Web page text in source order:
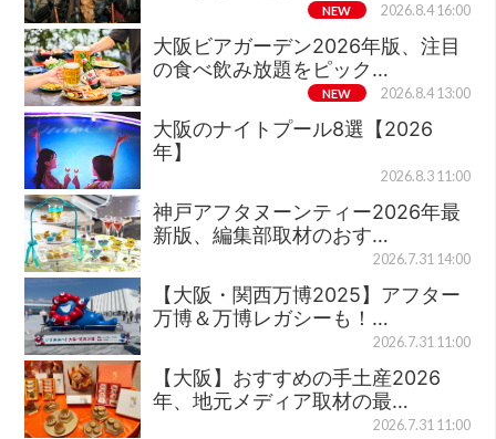
NEW 2026.8.4 16:00
大阪ビアガーデン2026年版、注目
の食べ飲み放題をピック…
NEW 2026.8.4 13:00
大阪のナイトプール8選【2026
年】
2026.8.3 11:00
神戸アフタヌーンティー2026年最
新版、編集部取材のおす…
2026.7.31 14:00
【大阪・関西万博2025】アフター
万博＆万博レガシーも！…
2026.7.31 11:00
【大阪】おすすめの手土産2026
年、地元メディア取材の最…
2026.7.31 11:00